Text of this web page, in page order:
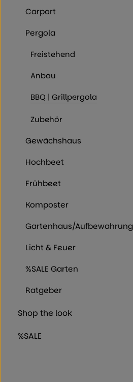
Carport
Pergola
Freistehend
Anbau
BBQ | Grillpergola
Zubehör
Gewächshaus
Hochbeet
Frühbeet
Komposter
Gartenhaus/Aufbewahrung
Licht & Feuer
%SALE Garten
Ratgeber
Shop the look
%SALE